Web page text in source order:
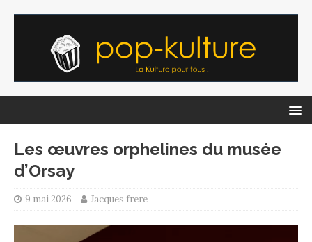
Les œuvres orphelines du musée
d’Orsay
9 mai 2026 Jacques frere